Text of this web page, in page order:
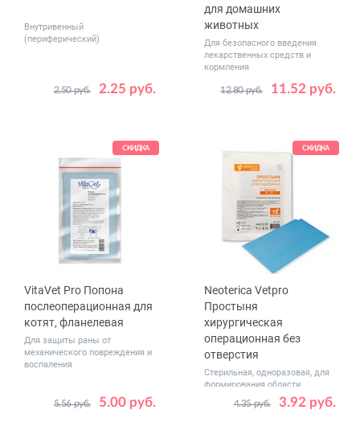
Внутривенный
(периферический)
2.25 руб.
2.50 руб.
для домашних
животных
Для безопасного введения
лекарственных средств и
кормления
11.52 руб.
12.80 руб.
СКИДКА
VitaVet Pro Попона
послеоперационная для
котят, фланелевая
Для защиты раны от
механического повреждения и
воспаления
5.00 руб.
5.56 руб.
СКИДКА
Neoterica Vetpro
Простыня
хирургическая
операционная без
отверстия
Стерильная, одноразовая, для
формирования области
3.92 руб.
4.35 руб.
Размер,
30 x 45
45 x 60